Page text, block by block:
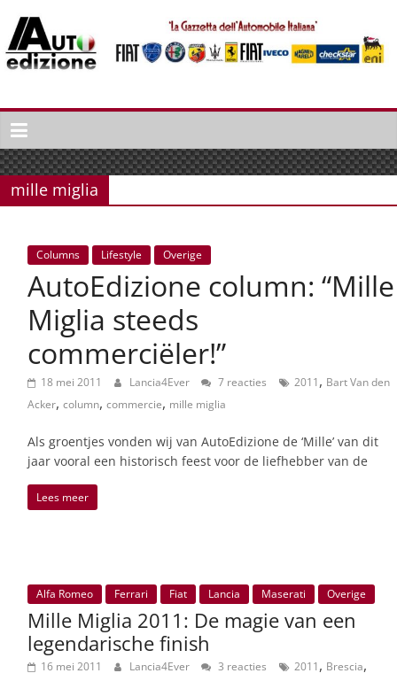
naar
inhoud
Auto
Edizione
La
Gazetta
dell'Automobile
Italiaans
autonieuws
lifestyle
mille miglia
Columns Lifestyle Overige
AutoEdizione column: “Mille
Miglia steeds
commerciëler!”
18 mei 2011 Lancia4Ever 7 reacties 2011, Bart Van den
Acker, column, commercie, mille miglia
Als groentjes vonden wij van AutoEdizione de ‘Mille’ van dit
jaar vooral een historisch feest voor de liefhebber van de
Lees meer
Alfa Romeo Ferrari Fiat Lancia Maserati Overige
Mille Miglia 2011: De magie van een
legendarische finish
16 mei 2011 Lancia4Ever 3 reacties 2011, Brescia,